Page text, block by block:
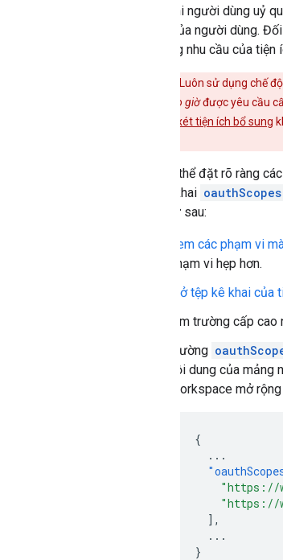
định. Khi người dùng uỷ
Gmail của người dùng.
đáp ứng nhu cầu của
Luôn sử dụng chế
không bao giờđược yêu cầu
xem xét tiện ích bổ sung
Bạn có thể đặt rõ ràng
tệp kê khai oauthScopes
làm như sau:
Xem các phạm vi
phạm vi hẹp hơn.
Mở tệp kê khai của
Tìm trường cấp cao
Trường
nội dung của
Workspace mở
{
...
"https://
"https://
],
...
}